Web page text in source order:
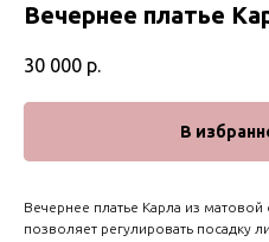
Вечернее платье
30 000 р.
В
Вечернее платье Карла из
позволяет регулировать посадку